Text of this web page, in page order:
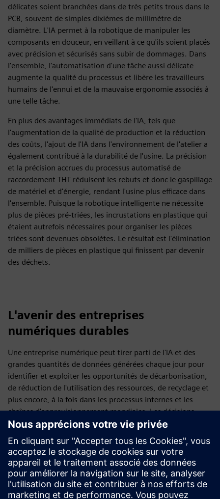
délicates soient branchées dans de très petits trous dans le
PCB, souvent de simples dixièmes de millimètre de
diamètre. L'IA permet à la robotique de manipuler les
composants en douceur, en veillant à ce qu'ils soient placés
avec précision et sécurisés sans subir de dommages. Dans
l'ensemble, l'automatisation d'une tâche aussi délicate
augmente la qualité du processus et libère les travailleurs
humains de l'ennui et de la mauvaise ergonomie associés à
une telle tâche.
En plus des avantages immédiats de l'IA, tels que
l'augmentation de la qualité de production et la réduction
des coûts, l'ajout de l'IA dans l'environnement de l'atelier a
également contribué à la durabilité de l'usine. La précision
et la précision accrues du processus automatisé de
raccordement THT réduisent les rebuts et donc le gaspillage
de matériel et d'énergie, rendant l'usine plus efficace dans
l'ensemble. Puisque la robotique intelligente ne nécessite
plus de pièces pré-triées, les incrustations en plastique qui
étaient autrefois nécessaires pour organiser les pièces
triées sont devenues obsolètes. Le résultat est l'élimination
de milliers de pièces en plastique qui finissent par devenir
des déchets.
L'avenir des entreprises
numériques durables
Une entreprise numérique peut tirer parti de l'IA et des
grandes quantités de données générées chaque jour pour
identifier et exploiter les opportunités de décarbonisation,
de réduction de l'utilisation des ressources, de recyclage et
plus encore, à la fois dans les processus internes et les
chaînes d'approvisionnement mondiales. Les décisions
prises dans la conception de produits, par exemple,
représentent 80% de l'impact environnemental d'un
produit qui arrive dans le monde réel — en d'autres
termes, les déchets ne sont rien de plus qu'un défaut de
conception. Une entreprise numérique durable peut utiliser
une combinaison du Digital Twin complet, des données et
de l'IA pour comprendre les coûts relatifs de durabilité de